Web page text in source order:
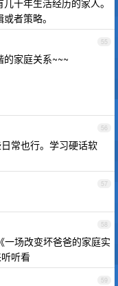
十年生活经历的家人。
者策略。
55
家庭关系~~~
56
常也行。学习硬话软
57
58
场改变坏爸爸的家庭实
听看
59